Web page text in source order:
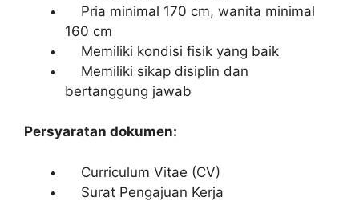
Pria minimal 170 cm, wanita minimal
160 cm
Memiliki kondisi fisik yang baik
Memiliki sikap disiplin dan
bertanggung jawab
Persyaratan dokumen:
Curriculum Vitae (CV)
Surat Pengajuan Kerja